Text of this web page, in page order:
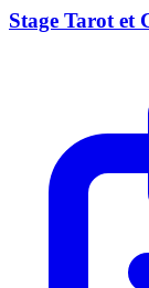
Stage Tarot et